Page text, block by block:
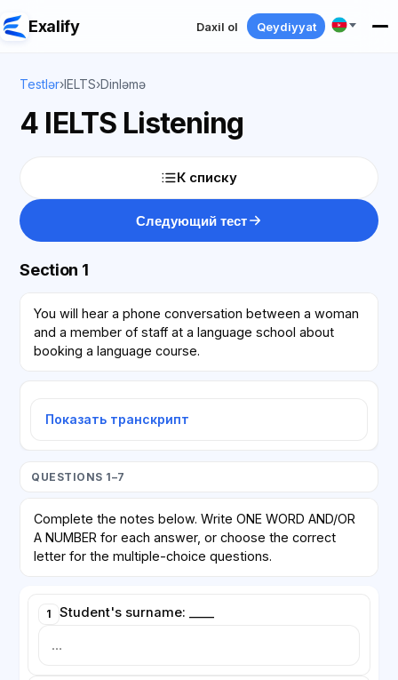
Exalify Daxil ol Qeydiyyat
Testlər›IELTS›Dinləmə
4 IELTS Listening
К списку
Следующий тест
Section 1
You will hear a phone conversation between a woman
and a member of staff at a language school about
booking a language course.
Показать транскрипт
QUESTIONS 1–7
Complete the notes below. Write ONE WORD AND/OR
A NUMBER for each answer, or choose the correct
letter for the multiple-choice questions.
1 Student's surname: ____